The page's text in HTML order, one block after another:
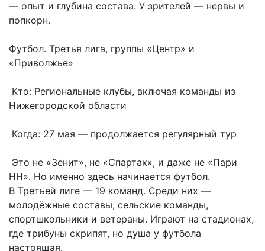
— опыт и глубина состава. У зрителей — нервы и
попкорн.
Футбол. Третья лига, группы «Центр» и
«Приволжье»
Кто: Региональные клубы, включая команды из
Нижегородской области
Когда: 27 мая — продолжается регулярный тур
Это не «Зенит», не «Спартак», и даже не «Пари
НН». Но именно здесь начинается футбол.
В Третьей лиге — 19 команд. Среди них —
молодёжные составы, сельские команды,
спортшкольники и ветераны. Играют на стадионах,
где трибуны скрипят, но душа у футбола
настоящая.